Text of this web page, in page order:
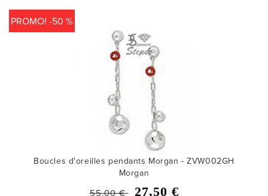
PROMO! -50 %
Boucles d'oreilles pendants Morgan - ZVW002GH
Morgan
55,00 € 27,50 €